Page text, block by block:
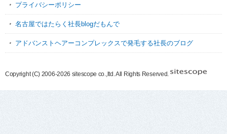
プライバシーポリシー
名古屋ではたらく社長blogだもんで
アドバンストヘアーコンプレックスで発毛する社長のブログ
Copyright (C) 2006-2026 sitescope co.,ltd. All Rights Reserved.